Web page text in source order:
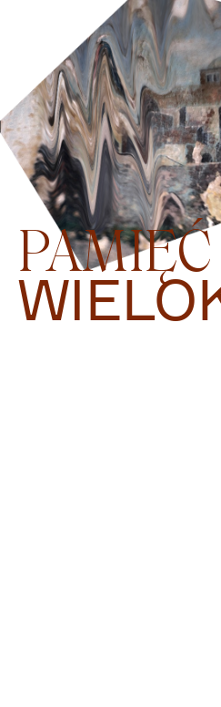
PAMIĘĆ